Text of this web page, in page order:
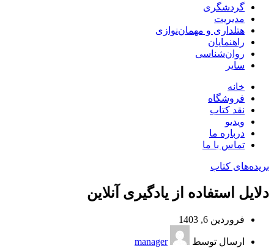
گردشگری
مدیریت
هتلداری و مهمان‌نوازی
راهنمایان
روان‌شناسی
سایر
خانه
فروشگاه
نقد کتاب
ویدیو
درباره‌ ما
تماس با ما
بریده‌های کتاب
دلایل استفاده از یادگیری آنلاین
فروردین 6, 1403
ارسال توسط manager